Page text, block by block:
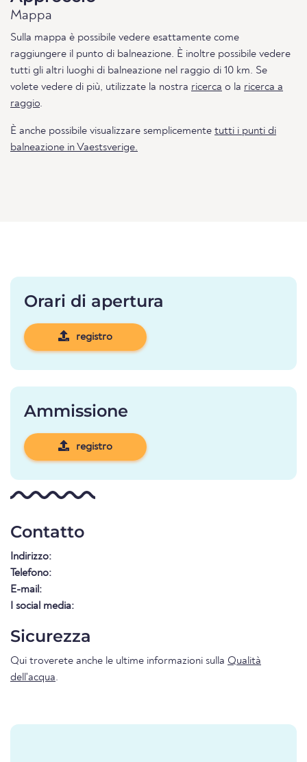
Mappa
Sulla mappa è possibile vedere esattamente come
raggiungere il punto di balneazione. È inoltre possibile vedere
tutti gli altri luoghi di balneazione nel raggio di 10 km. Se
volete vedere di più, utilizzate la nostra ricerca o la ricerca a
raggio.
È anche possibile visualizzare semplicemente tutti i punti di
balneazione in Vaestsverige.
Orari di apertura
registro
Ammissione
registro
Contatto
Indirizzo:
Telefono:
E-mail:
I social media:
Sicurezza
Qui troverete anche le ultime informazioni sulla Qualità
dell'acqua.